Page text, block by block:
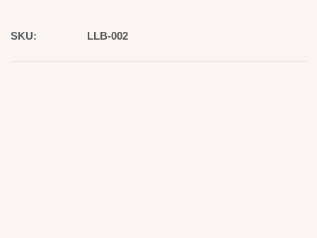
SKU: LLB-002